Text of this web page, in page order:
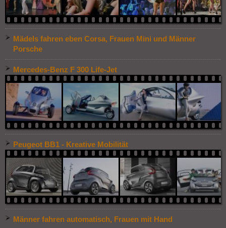
Mädels fahren eben Corsa, Frauen Mini und Männer
Porsche
Mercedes-Benz F 300 Life-Jet
Peugeot BB1 - Kreative Mobilität
Männer fahren automatisch, Frauen mit Hand